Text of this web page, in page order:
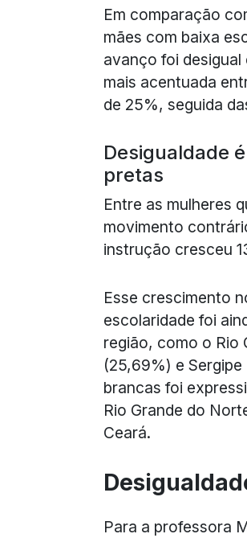
Em comparação
mães com baixa
avanço foi
mais acentuada
de 25%, seguida
Desigualdade
pretas
Entre as mulheres
movimento
instrução cresceu
Esse crescimento
escolaridade foi
região, como o Rio
(25,69%) e
brancas foi
Rio Grande do
Ceará.
Para a professora